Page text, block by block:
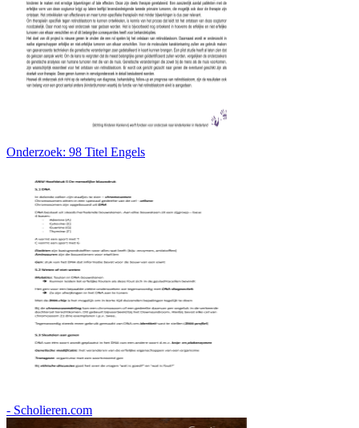
Onderzoek: 98 Titel Engels
- Scholieren.com